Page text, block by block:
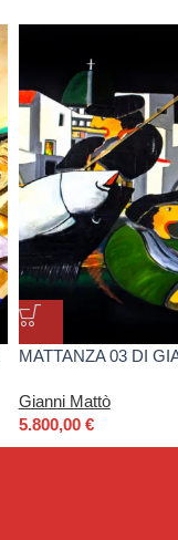
MATTANZA 03 DI
Gianni Mattò
5.800,00 €